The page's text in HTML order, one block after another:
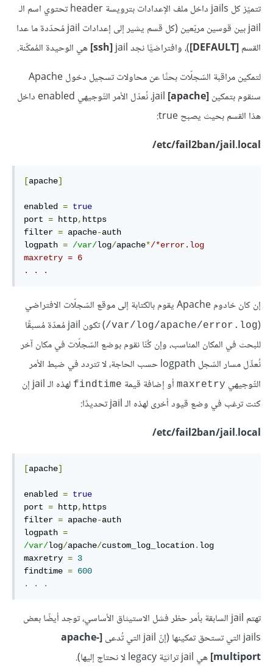
تتميّز كل jails داخل ملف الإعدادات بترويسة header تحتوي اسم الـ
jail بين قوسين مربّعين (كل قسم يشير إلى إعدادات jail مُحدّدة ما عدا
القسم[DEFAULT] )، وافتراضيًّا نجد ssh]jail
]هي الوحيدة المُمكّنة.
لتمكين مراقبة السّجلّات بحثًا عن محاولات تسجيل دخول Apache
سنقوم بتمكين[
jail [apache
، نُعدّل الأمر التّوجيهي enabled داخل
هذا القسم بحيث يصبح true:
etc/fail2ban/jail.local/
[apache]
enabled = true
port = http, https
filter = apache-auth
logpath = /var/log/apache*/*error.log
maxretry = 6
. . .
إن كان خادوم Apache يقوم بالكتابة إلى موقع السّجلّات الافتراضي
(
var/log/apache/error.log/
) تكون jail مُعدّة مُسبقًا
للبحث في المكان المناسب، وإن كُنّا نقوم بوضع السّجلّات في مكان آخر
نُعدِّل مسار السّجل logpath حسب الحاجة، لا تتردد في ضبط الأمر
التّوجيهي maxretry أو إضافة قيمة findtime
لهذه الـ jail إن
كنت ترغب في وضع قيود أخرى لهذه الـ jail تحديدًا:
etc/fail2ban/jail.local/
[apache]
enabled = true
port = http, https
filter = apache-auth
logpath =
/var/log/apache/custom_log_location. log
maxretry = 3
findtime = 600
.
. .
تهتم jail السابقة بأمر حظر فشل الاستيثاق الأساسي، توجد أيضًا بعض
jails التي تستحق تمكينها (إنّ jail التي تُدعى
[apache-
multiport] هي jail تراثيّة legacy لا نحتاج إليها).